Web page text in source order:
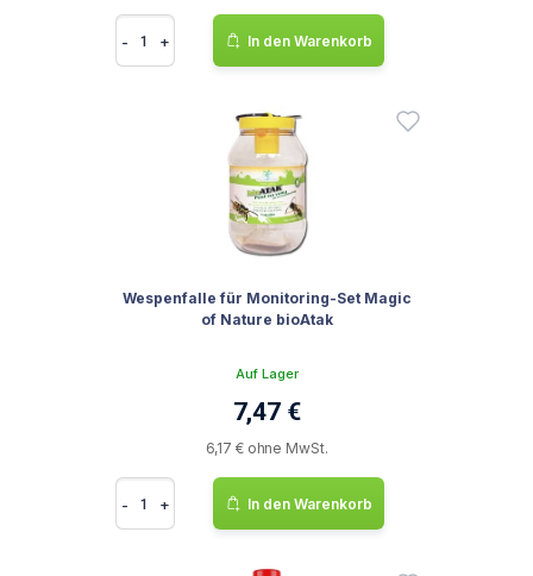
- + In den Warenkorb
Wespenfalle für Monitoring-Set Magic
of Nature bioAtak
Auf Lager
7,47 €
6,17 € ohne MwSt.
- + In den Warenkorb